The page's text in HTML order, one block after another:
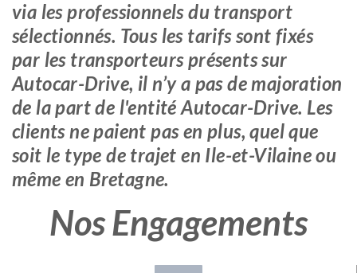
via les professionnels du transport
sélectionnés. Tous les tarifs sont fixés
par les transporteurs présents sur
Autocar-Drive, il n’y a pas de majoration
de la part de l'entité Autocar-Drive. Les
clients ne paient pas en plus, quel que
soit le type de trajet en Ile-et-Vilaine ou
même en Bretagne.
Nos Engagements